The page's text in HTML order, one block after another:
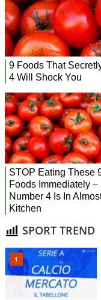
SPORT TREND